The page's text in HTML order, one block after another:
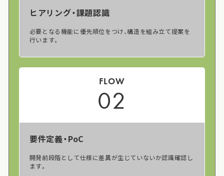
ヒアリング・課題認識
必要となる機能に優先順位をつけ、構造を組み立て提案を
行います。
FLOW
02
要件定義・PoC
開発前段階として仕様に差異が生じていないか認識確認し
ます。